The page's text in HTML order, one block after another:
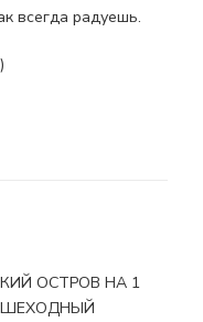
всегда радуешь.
ОСТРОВ НА 1